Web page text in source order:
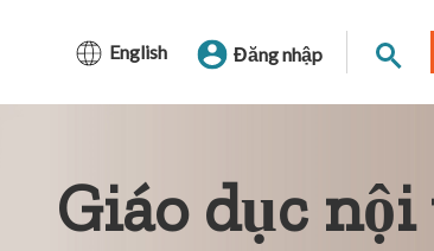
English Đăng nhập Tìm
Giáo dục